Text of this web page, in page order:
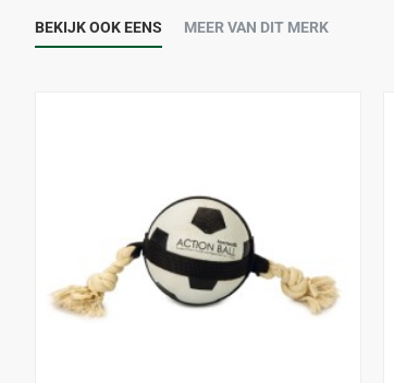
BEKIJK OOK EENS MEER VAN DIT MERK